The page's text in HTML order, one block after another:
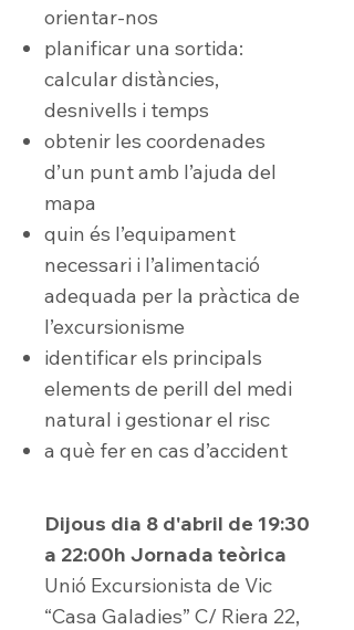
orientar-nos
planificar una sortida:
calcular distàncies,
desnivells i temps
obtenir les coordenades
d’un punt amb l’ajuda del
mapa
quin és l’equipament
necessari i l’alimentació
adequada per la pràctica de
l’excursionisme
identificar els principals
elements de perill del medi
natural i gestionar el risc
a què fer en cas d’accident
Dijous dia 8 d'abril de 19:30
a 22:00h Jornada teòrica
Unió Excursionista de Vic
“Casa Galadies” C/ Riera 22,